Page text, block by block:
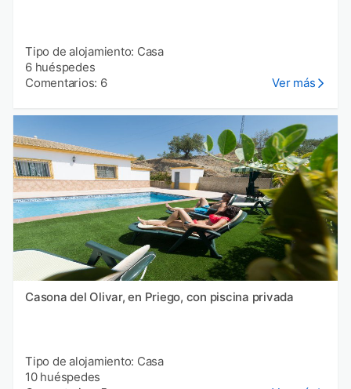
Tipo de alojamiento: Casa
6 huéspedes
Comentarios: 6
Ver más
Casona del Olivar, en Priego, con piscina privada
Tipo de alojamiento: Casa
10 huéspedes